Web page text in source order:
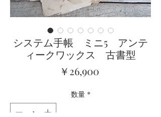
システム手帳 ミニ5 アンテ
ィークワックス 古書型
￥26,900
数量 *